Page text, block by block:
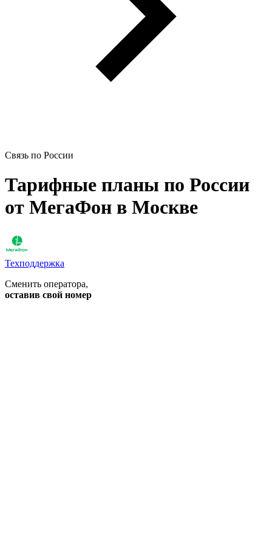
Связь по России
Тарифные планы по России
от МегаФон в Москве
Техподдержка
Сменить оператора,
оставив свой номер